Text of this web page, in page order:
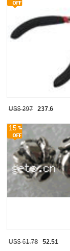
US$ 297 237.6
15
US$ 61.78 52.51